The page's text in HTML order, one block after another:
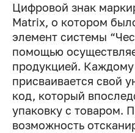
Цифровой знак
Matrix, о котором
элемент системы
помощью
продукцией.
присваивается свой
код, который
упаковку с товаром.
возможность